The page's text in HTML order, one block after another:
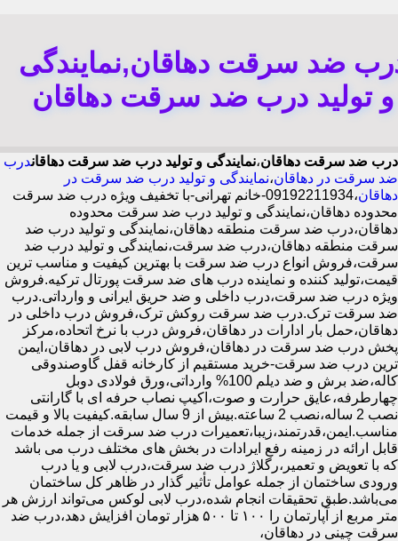
ضد سرقت دهاقان,نمایندگی
و تولید درب ضد سرقت دهاقان
درب ضد سرقت دهاقان،نمایندگی و تولید درب ضد سرقت دهاقاندرب
ضد سرقت در دهاقان،نمایندگی و تولید درب ضد سرقت در
دهاقان
،09192211934-خانم تهرانی-با تخفیف ویژه درب ضد سرقت
محدوده دهاقان،نمایندگی و تولید درب ضد سرقت محدوده
دهاقان،درب ضد سرقت منطقه دهاقان،نمایندگی و تولید درب ضد
سرقت منطقه دهاقان،درب ضد سرقت،نمایندگی و تولید درب ضد
سرقت،فروش انواع درب ضد سرقت با بهترین کیفیت و مناسب ترین
قیمت،تولید کننده و نماینده درب های ضد سرقت پورتال ترکیه.فروش
ویژه درب ضد سرقت،درب داخلی و ضد حریق ایرانی و وارداتی.درب
ضد سرقت ترک.درب ضد سرقت روکش ترک،فروش درب داخلی در
دهاقان،حمل بار ادارات در دهاقان،فروش درب با نرخ اتحاده،مرکز
پخش درب ضد سرقت در دهاقان،فروش درب لابی در دهاقان،ایمن
ترین درب ضد سرقت-خرید مستقیم از کارخانه قفل گاوصندوقی
کاله،ضد برش و ضد دیلم 100% وارداتی،ورق فولادی دوبل
چهارطرفه،عایق حرارت و صوت،اکیپ نصاب حرفه ای با گارانتی
نصب 2 ساله،نصب 2 ساعته.بیش از 9 سال سابقه.کیفیت بالا و قیمت
مناسب.ایمن،قدرتمند،زیبا،تعمیرات درب ضد سرقت از جمله خدمات
قابل ارائه در زمینه رفع ایرادات در بخش های مختلف درب می باشد
که با تعویض و تعمیر،رگلاژ درب ضد سرقت،درب لابی و یا درب
ورودی ساختمان از جمله عوامل تأثیر گذار در ظاهر کل ساختمان
می‌باشد.طبق تحقیقات انجام شده،درب لابی لوکس می‌تواند ارزش هر
متر مربع از آپارتمان را ۱۰۰ تا ۵۰۰ هزار تومان افزایش دهد،درب ضد
سرقت چینی در دهاقان،